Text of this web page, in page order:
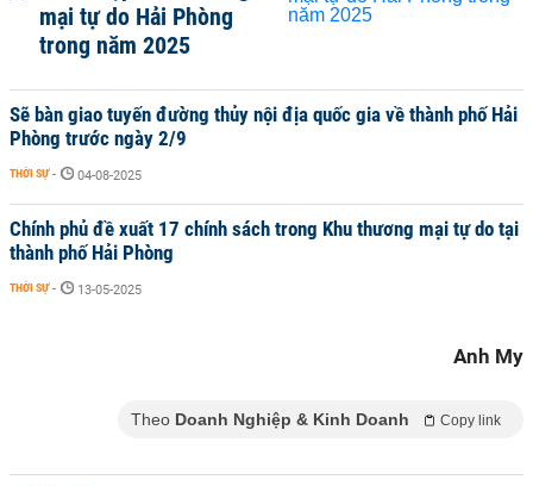
mại tự do Hải Phòng
trong năm 2025
Sẽ bàn giao tuyến đường thủy nội địa quốc gia về thành phố Hải
Phòng trước ngày 2/9
THỜI SỰ - 04-08-2025
Chính phủ đề xuất 17 chính sách trong Khu thương mại tự do tại
thành phố Hải Phòng
THỜI SỰ - 13-05-2025
Anh My
Theo Doanh Nghiệp & Kinh Doanh Copy link